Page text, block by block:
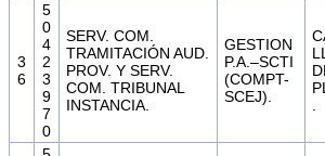
3
6
5
0
4
2
3
9
7
0
SERV. COM.
TRAMITACIÓN AUD.
PROV. Y SERV.
COM. TRIBUNAL
INSTANCIA.
GESTION
P.A.–SCTI
(COMPT-
SCEJ).